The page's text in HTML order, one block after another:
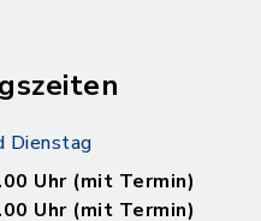
Dienstag
Uhr (mit Termin)
Uhr (mit Termin)